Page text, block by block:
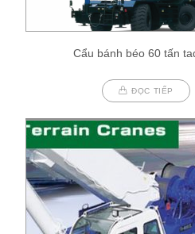
Cẩu bánh béo 60 tấn
ĐỌC TIẾP